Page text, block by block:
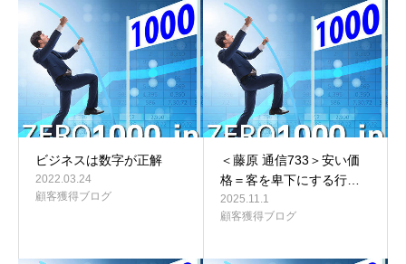
ビジネスは数字が正解
2022.03.24
顧客獲得ブログ
＜藤原 通信733＞安い価
格＝客を卑下にする行…
2025.11.1
顧客獲得ブログ